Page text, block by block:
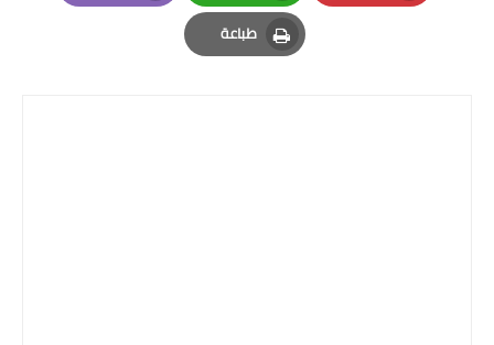
Pinterest
Whatsapp
Email
طباعة
Print